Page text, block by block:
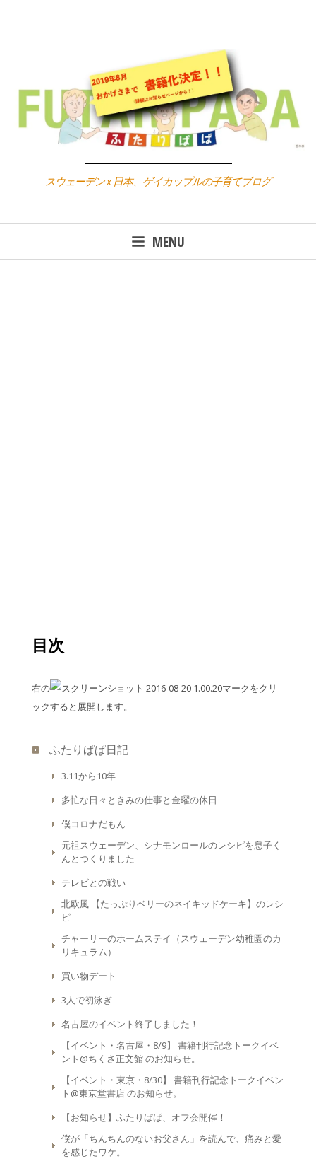
スウェーデン x 日本、ゲイカップルの子育てブログ
MENU
目次
右の
マークをクリ
ックすると展開します。
ふたりぱぱ日記
3.11から10年
多忙な日々ときみの仕事と金曜の休日
僕コロナだもん
元祖スウェーデン、シナモンロールのレシピを息子く
んとつくりました
テレビとの戦い
北欧風 【たっぷりベリーのネイキッドケーキ】のレシ
ピ
チャーリーのホームステイ（スウェーデン幼稚園のカ
リキュラム）
買い物デート
3人で初泳ぎ
名古屋のイベント終了しました！
【イベント・名古屋・8/9】 書籍刊行記念トークイベ
ント@ちくさ正文館 のお知らせ。
【イベント・東京・8/30】 書籍刊行記念トークイベン
ト@東京堂書店 のお知らせ。
【お知らせ】ふたりぱぱ、オフ会開催！
僕が「ちんちんのないお父さん」を読んで、痛みと愛
を感じたワケ。